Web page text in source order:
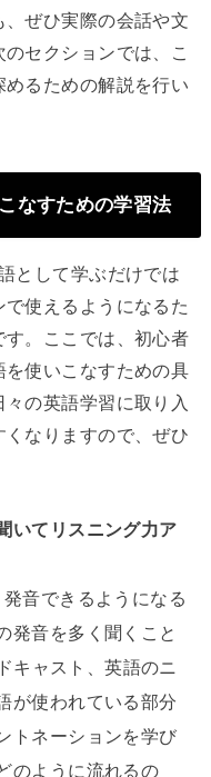
ぜひ実際の会話や文
セクションでは、こ
るための解説を行い
なすための学習法
として学ぶだけでは
使えるようになるた
。ここでは、初心者
使いこなすための具
の英語学習に取り入
なりますので、ぜひ
いてリスニング力ア
音できるようになる
発音を多く聞くこと
キャスト、英語のニ
が使われている部分
トネーションを学び
のように流れるの